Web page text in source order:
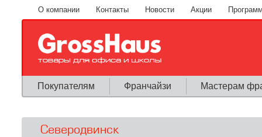
Перейти к основному содержанию
О компании Контакты Новости Акции
Покупателям Франчайзи Мастерам
Северодвинск